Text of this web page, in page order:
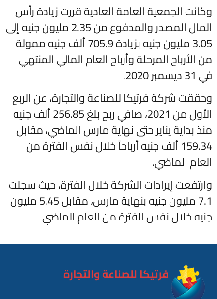
وكانت الجمعية العامة العادية قررت زيادة رأس
المال المصدر والمدفوع من 2.35 مليون جنيه إلى
3.05 مليون جنيه بزيادة 705.9 ألف جنيه ممولة
من الأرباح المرحلة وأرباح العام المالي المنتهي
في 31 ديسمبر 2020.
وحققت شركة فرتيكا للصناعة والتجارة، عن الربع
الأول من 2021، صافي ربح بلغ 256.85 ألف جنيه
منذ بداية يناير حتى نهاية مارس الماضي، مقابل
159.34 ألف جنيه أرباحاً خلال نفس الفترة من
العام الماضي.
وارتفعت إيرادات الشركة خلال الفترة، حيث سجلت
7.1 مليون جنيه بنهاية مارس، مقابل 5.45 مليون
جنيه خلال نفس الفترة من العام الماضي
فرتيكا للصناعة والتجارة